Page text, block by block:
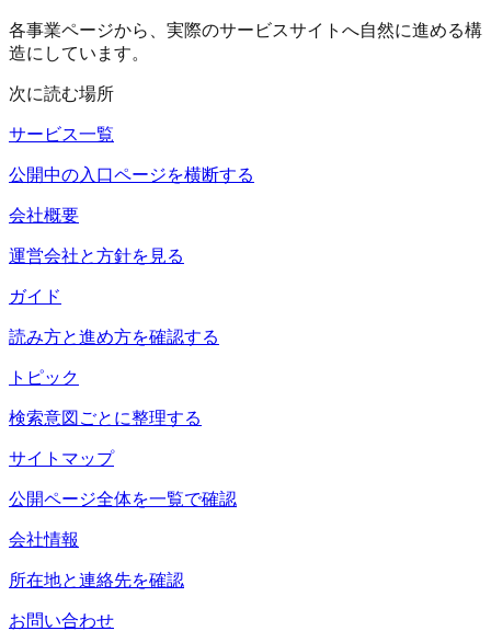
各事業ページから、実際のサービスサイトへ自然に進める構
造にしています。
次に読む場所
サービス一覧
公開中の入口ページを横断する
会社概要
運営会社と方針を見る
ガイド
読み方と進め方を確認する
トピック
検索意図ごとに整理する
サイトマップ
公開ページ全体を一覧で確認
会社情報
所在地と連絡先を確認
お問い合わせ